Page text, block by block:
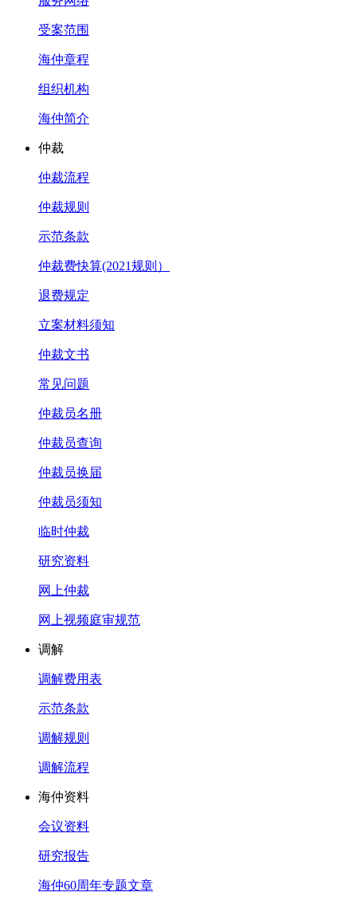
受案范围
海仲章程
组织机构
海仲简介
仲裁
仲裁流程
仲裁规则
示范条款
仲裁费快算(2021规则）
退费规定
立案材料须知
仲裁文书
常见问题
仲裁员名册
仲裁员查询
仲裁员换届
仲裁员须知
临时仲裁
研究资料
网上仲裁
网上视频庭审规范
调解
调解费用表
示范条款
调解规则
调解流程
海仲资料
会议资料
研究报告
海仲60周年专题文章